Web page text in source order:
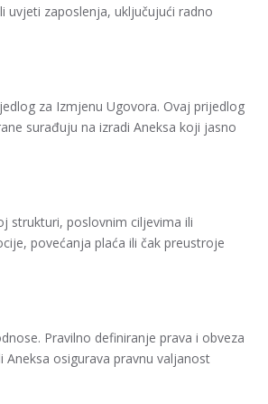
uvjeti zaposlenja, uključujući radno
za Izmjenu Ugovora. Ovaj prijedlog
surađuju na izradi Aneksa koji jasno
strukturi, poslovnim ciljevima ili
povećanja plaća ili čak preustroje
Pravilno definiranje prava i obveza
osigurava pravnu valjanost